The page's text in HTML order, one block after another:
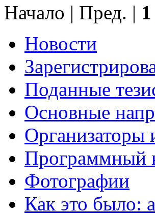
Начало | Пред. | 1
Новости
Поданные
Основные
Организаторы
Программный
Фотографии
Как это было: